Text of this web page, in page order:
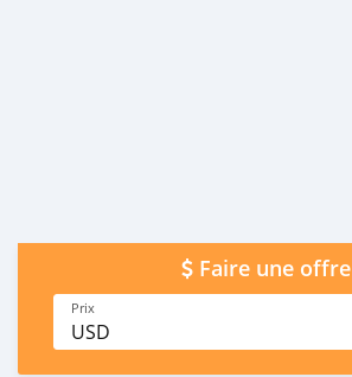
Faire une offre
Prix
USD